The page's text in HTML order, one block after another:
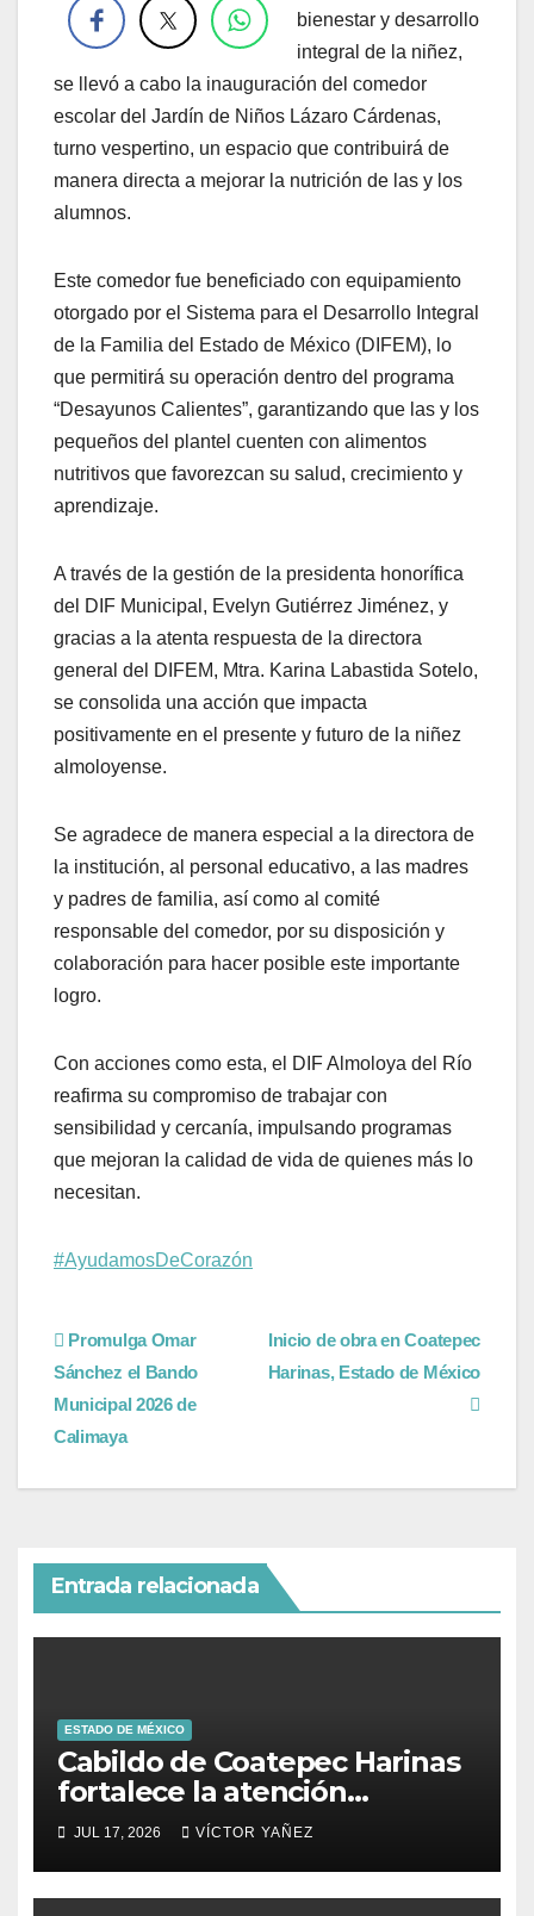
bienestar y desarrollo
integral de la niñez,
se llevó a cabo la inauguración del comedor
escolar del Jardín de Niños Lázaro Cárdenas,
turno vespertino, un espacio que contribuirá de
manera directa a mejorar la nutrición de las y los
alumnos.
Este comedor fue beneficiado con equipamiento
otorgado por el Sistema para el Desarrollo Integral
de la Familia del Estado de México (DIFEM), lo
que permitirá su operación dentro del programa
“Desayunos Calientes”, garantizando que las y los
pequeños del plantel cuenten con alimentos
nutritivos que favorezcan su salud, crecimiento y
aprendizaje.
A través de la gestión de la presidenta honorífica
del DIF Municipal, Evelyn Gutiérrez Jiménez, y
gracias a la atenta respuesta de la directora
general del DIFEM, Mtra. Karina Labastida Sotelo,
se consolida una acción que impacta
positivamente en el presente y futuro de la niñez
almoloyense.
Se agradece de manera especial a la directora de
la institución, al personal educativo, a las madres
y padres de familia, así como al comité
responsable del comedor, por su disposición y
colaboración para hacer posible este importante
logro.
Con acciones como esta, el DIF Almoloya del Río
reafirma su compromiso de trabajar con
sensibilidad y cercanía, impulsando programas
que mejoran la calidad de vida de quienes más lo
necesitan.
#AyudamosDeCorazón
Inicio de obra en Coatepec
Harinas, Estado de México
Promulga Omar
Sánchez el Bando
Municipal 2026 de
Calimaya
Entrada relacionada
ESTADO DE MÉXICO
Cabildo de Coatepec Harinas
fortalece la atención
ciudadana y la toma de
decisiones
JUL 17, 2026 VÍCTOR YAÑEZ